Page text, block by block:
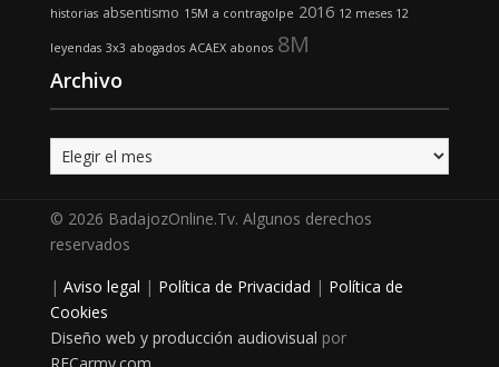
historias absentismo 15M a contragolpe 2016 12 meses 12
leyendas 3x3 abogados ACAEX abonos 8M
Archivo
Archivo
© 2026 BadajozOnline.Tv. Algunos derechos
reservados
| Aviso legal | Política de Privacidad | Política de
Cookies
Diseño web y producción audiovisual por